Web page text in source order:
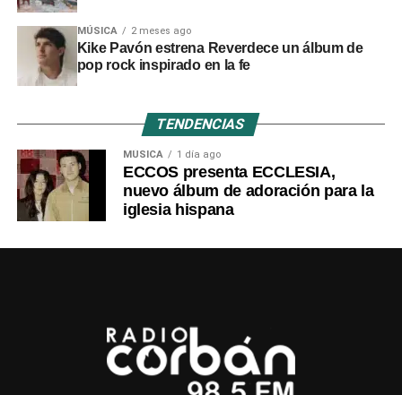
MÚSICA 2 meses ago
Kike Pavón estrena Reverdece un álbum de
pop rock inspirado en la fe
TENDENCIAS
MÚSICA 1 día ago
ECCOS presenta ECCLESIA,
nuevo álbum de adoración para la
iglesia hispana